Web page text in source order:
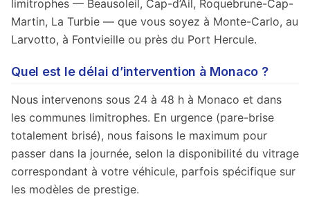
limitrophes — Beausoleil, Cap-d’Ail, Roquebrune-Cap-
Martin, La Turbie — que vous soyez à Monte-Carlo, au
Larvotto, à Fontvieille ou près du Port Hercule.
Quel est le délai d’intervention à Monaco ?
Nous intervenons sous 24 à 48 h à Monaco et dans
les communes limitrophes. En urgence (pare-brise
totalement brisé), nous faisons le maximum pour
passer dans la journée, selon la disponibilité du vitrage
correspondant à votre véhicule, parfois spécifique sur
les modèles de prestige.